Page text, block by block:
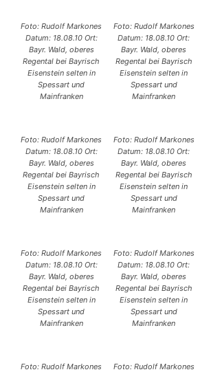
Foto: Rudolf Markones
Datum: 18.08.10 Ort:
Bayr. Wald, oberes
Regental bei Bayrisch
Eisenstein selten in
Spessart und
Mainfranken
Foto: Rudolf Markones
Datum: 18.08.10 Ort:
Bayr. Wald, oberes
Regental bei Bayrisch
Eisenstein selten in
Spessart und
Mainfranken
Foto: Rudolf Markones
Datum: 18.08.10 Ort:
Bayr. Wald, oberes
Regental bei Bayrisch
Eisenstein selten in
Spessart und
Mainfranken
Foto: Rudolf Markones
Datum: 18.08.10 Ort:
Bayr. Wald, oberes
Regental bei Bayrisch
Eisenstein selten in
Spessart und
Mainfranken
Foto: Rudolf Markones
Datum: 18.08.10 Ort:
Bayr. Wald, oberes
Regental bei Bayrisch
Eisenstein selten in
Spessart und
Mainfranken
Foto: Rudolf Markones
Datum: 18.08.10 Ort:
Bayr. Wald, oberes
Regental bei Bayrisch
Eisenstein selten in
Spessart und
Mainfranken
Foto: Rudolf Markones Foto: Rudolf Markones